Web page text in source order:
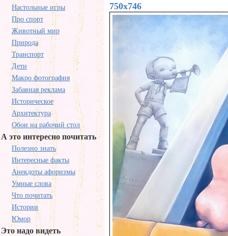
Настольные игры
Про спорт
Животный мир
Природа
Транспорт
Дети
Макро фотография
Забавная реклама
Историческое
Архитектура
Обои на рабочий стол
А это интересно почитать
Полезно знать
Интересные факты
Анекдоты афоризмы
Умные слова
Что почитать
Истории
Юмор
Это надо видеть
750x746